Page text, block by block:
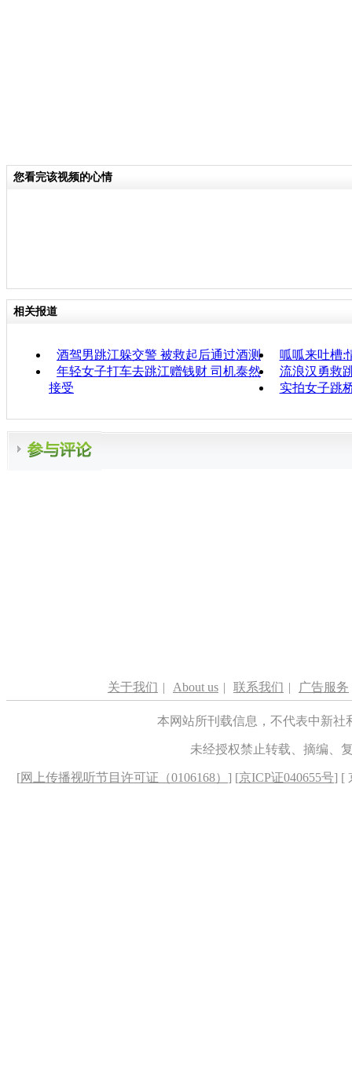
您看完该视频的心情
相关报道
酒驾男跳江躲交警 被救起后通过酒测
呱呱来吐槽:
年轻女子打车去跳江赠钱财 司机泰然
接受
流浪汉勇救
实拍女子跳
关于我们 | About us | 联系我们 | 广告服务
本网站所刊载信息，不代表中新
未经授权禁止转载、摘编、
[网上传播视听节目许可证（0106168） ] [京ICP证040655号] [